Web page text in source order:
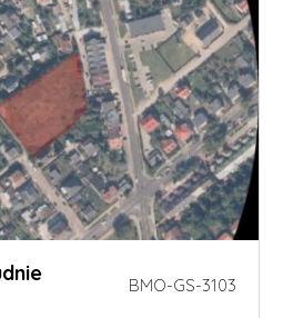
BMO-GS-3103